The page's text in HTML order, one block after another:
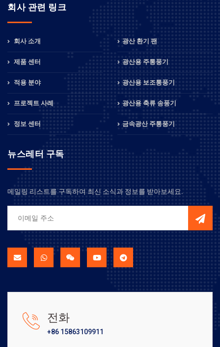
회사 관련 링크
회사 소개
제품 센터
적용 분야
프로젝트 사례
정보 센터
광산 환기 팬
광산용 주통풍기
광산용 보조통풍기
광산용 축류 송풍기
금속광산 주통풍기
뉴스레터 구독
메일링 리스트를 구독하여 최신 소식과 정보를 받아보세요.
전화
+86 15863109911